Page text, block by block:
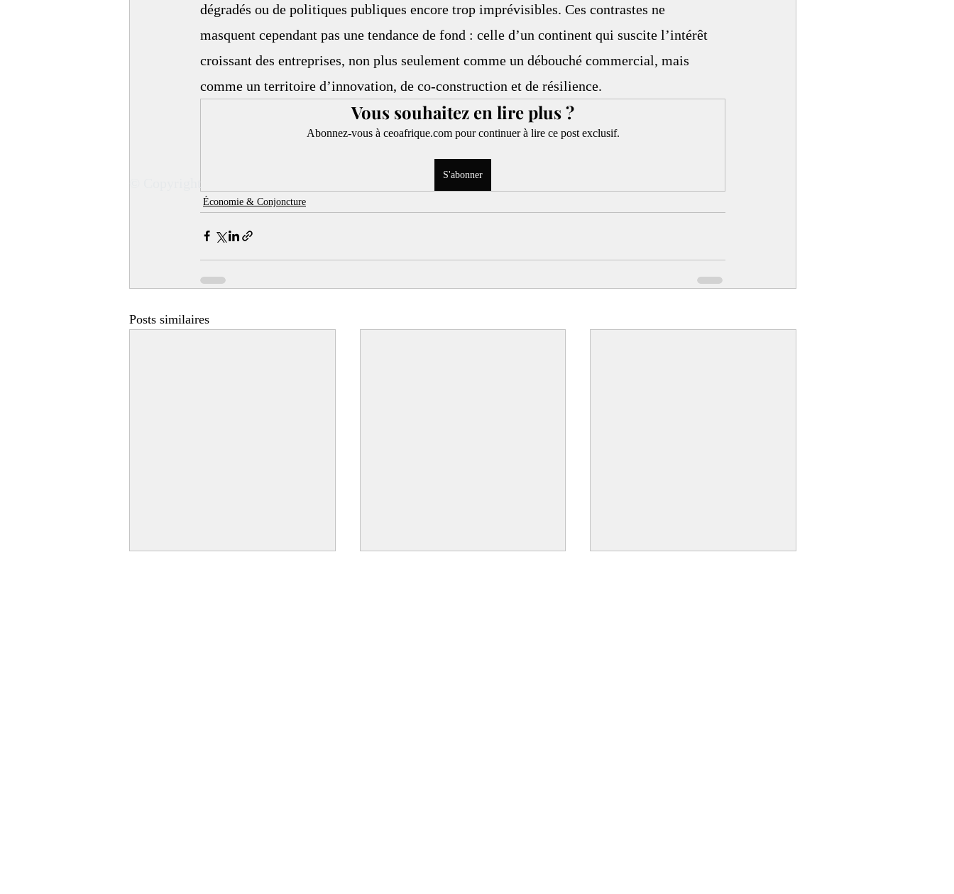
dégradés ou de politiques publiques encore trop imprévisibles. Ces contrastes ne
masquent cependant pas une tendance de fond : celle d’un continent qui suscite l’intérêt
croissant des entreprises, non plus seulement comme un débouché commercial, mais
comme un territoire d’innovation, de co-construction et de résilience.
Vous souhaitez en lire plus ?
Abonnez-vous à ceoafrique.com pour continuer à lire ce post exclusif.
S'abonner
Économie & Conjoncture
Posts similaires
© Copyright